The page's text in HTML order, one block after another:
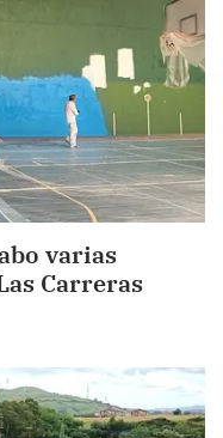
varias
Carreras